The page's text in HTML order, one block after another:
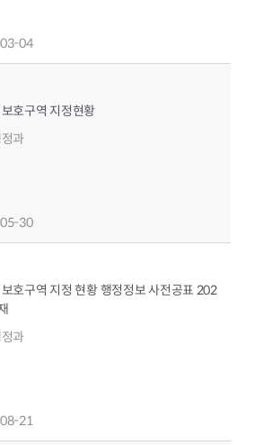
04
호구역 지정현황
과
30
호구역 지정 현황 행정정보 사전공표 202
과
21